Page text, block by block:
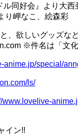
ル同好会』より大
り岬なこ、絵森彩
、欲しいグッズな
※件名は「文化
anime.jp/special/
ls/
www.lovelive-
イン!!